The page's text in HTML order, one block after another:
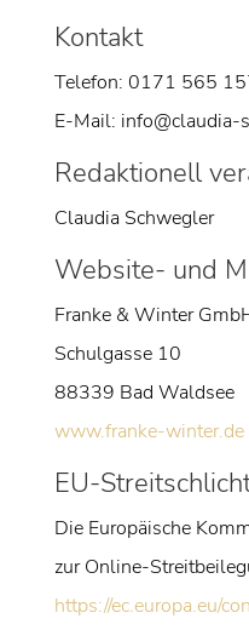
Kontakt
Telefon: 0171 565
E-Mail: info@claudia-
Redaktionell
Claudia Schwegler
Website- und
Franke & Winter
Schulgasse 10
88339 Bad Waldsee
www.franke-winter.de
EU-
Die Europäische
zur Online-
https://ec.europa.eu/